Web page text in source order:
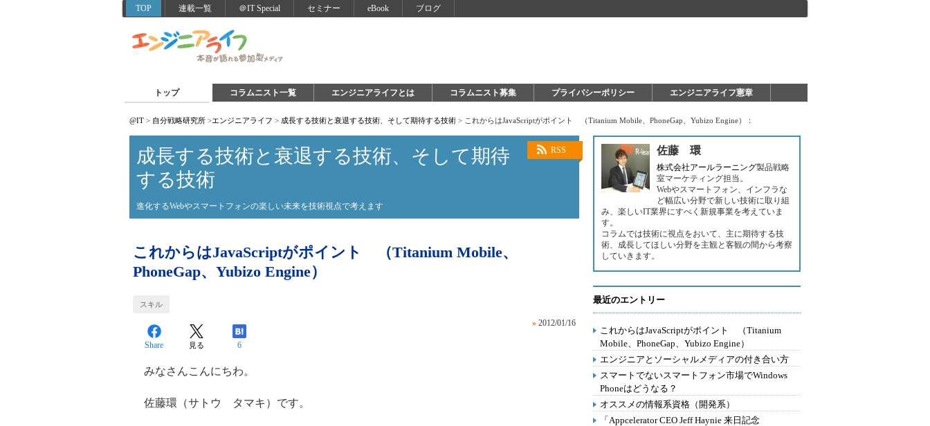
TOP 連載一覧 ＠IT Special セミナー eBook ブログ
トップ コラムニスト一覧 エンジニアライフとは コラムニスト募集 プライバシーポリシー エンジニアライフ憲章
@IT > 自分戦略研究所 >エンジニアライフ > 成長する技術と衰退する技術、そして期待する技術 > これからはJavaScriptがポイント （Titanium Mobile、PhoneGap、Yubizo Engine）：
RSS
成長する技術と衰退する技術、そして期待
する技術
進化するWebやスマートフォンの楽しい未来を技術視点で考えます
これからはJavaScriptがポイント （Titanium Mobile、
PhoneGap、Yubizo Engine）
スキル
» 2012/01/16
Share 見る 6
みなさんこんにちわ。
佐藤環（サトウ タマキ）です。
佐藤 環
株式会社アールラーニング製品戦略
室マーケティング担当。
Webやスマートフォン、インフラな
ど幅広い分野で新しい技術に取り組
み、楽しいIT業界にすべく新規事業を考えていま
す。
コラムでは技術に視点をおいて、主に期待する技
術、成長してほしい分野を主観と客観の間から考察
していきます。
最近のエントリー
これからはJavaScriptがポイント （Titanium
Mobile、PhoneGap、Yubizo Engine）
エンジニアとソーシャルメディアの付き合い方
スマートでないスマートフォン市場でWindows
Phoneはどうなる？
オススメの情報系資格（開発系）
「Appcelerator CEO Jeff Haynie 来日記念